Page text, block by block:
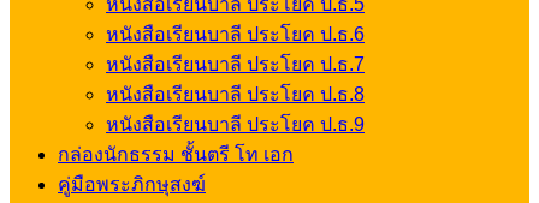
หนังสือเรียนบาลี ประโยค ป.ธ.5
หนังสือเรียนบาลี ประโยค ป.ธ.6
หนังสือเรียนบาลี ประโยค ป.ธ.7
หนังสือเรียนบาลี ประโยค ป.ธ.8
หนังสือเรียนบาลี ประโยค ป.ธ.9
กล่องนักธรรม ชั้นตรี โท เอก
คู่มือพระภิกษุสงฆ์